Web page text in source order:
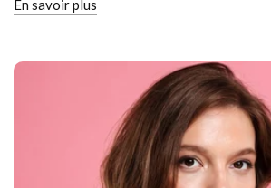
En savoir plus